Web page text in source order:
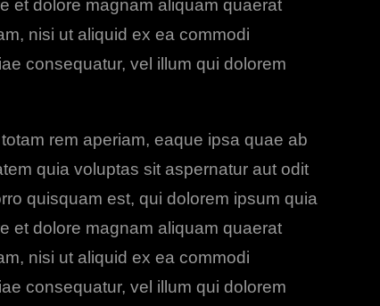
et dolore magnam aliquam quaerat
nisi ut aliquid ex ea commodi
consequatur, vel illum qui dolorem
rem aperiam, eaque ipsa quae ab
quia voluptas sit aspernatur aut odit
quisquam est, qui dolorem ipsum quia
et dolore magnam aliquam quaerat
nisi ut aliquid ex ea commodi
consequatur, vel illum qui dolorem